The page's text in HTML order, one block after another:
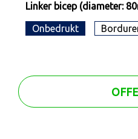
Linker bicep (diameter:
Onbedrukt